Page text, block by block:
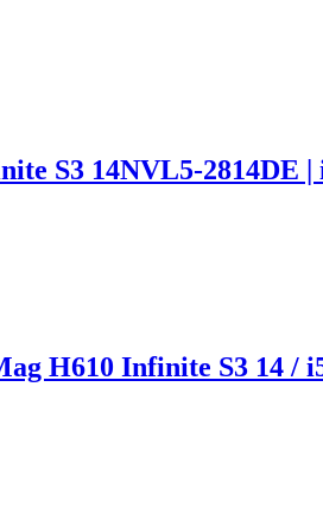
S3 14NVL5-2814DE |
H610 Infinite S3 14 /